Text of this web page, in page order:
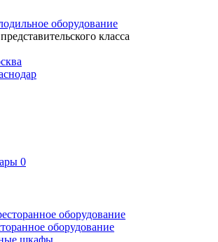
класса
0
оборудование